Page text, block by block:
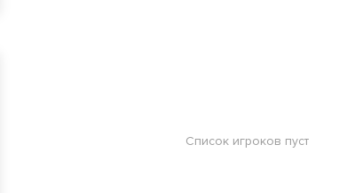
Список игроков пуст